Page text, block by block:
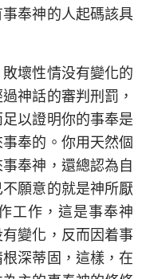
奉神的人起碼該具
壞性情没有變化的
神話的審判刑罰，
以證明你的事奉是
奉的。你用天然個
奉神，還總認為自
願意的就是神所厭
工作，這是事奉神
變化，反而因着事
深蒂固，這樣，在